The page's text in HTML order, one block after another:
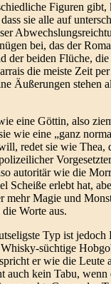
Figuren gibt,
sie alle auf
bei, das der
der beiden Flüche,
die meiste Zeit
Äußerungen stehen
eine Göttin, also
wie eine „ganz
redet sie wie Thea,
autoritär wie die
Scheiße erlebt hat,
mehr Magie und
Worte aus.
Typ ist jedoch
süchtige
er wie die Leute
auch kein Tabu, wenn